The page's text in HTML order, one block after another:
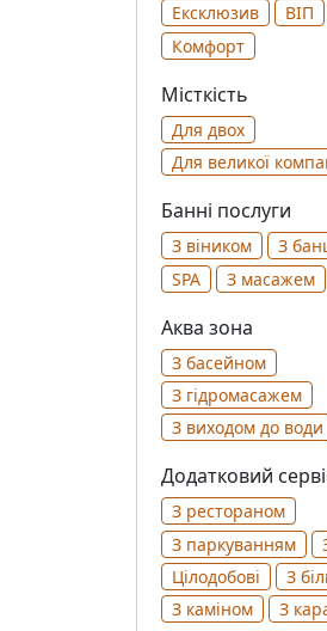
Ексклюзив ВІП
Комфорт
Місткість
Для двох
Для великої
Банні послуги
З віником
З
SPA
З масажем
Аква зона
З басейном
З гідромасажем
З виходом до води
Додатковий
З рестораном
З паркуванням
Цілодобові
З
З каміном
З